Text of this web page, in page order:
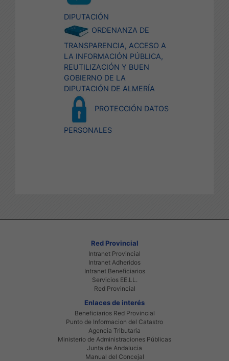
DIPUTACIÓN
ORDENANZA DE
TRANSPARENCIA, ACCESO A
LA INFORMACIÓN PÚBLICA,
REUTILIZACIÓN Y BUEN
GOBIERNO DE LA
DIPUTACIÓN DE ALMERÍA
PROTECCIÓN DATOS
PERSONALES
Red Provincial
Intranet Provincial
Intranet Adheridos
Intranet Beneficiarios
Servicios EE.LL.
Red Provincial
Enlaces de interés
Beneficiarios Red Provincial
Punto de Informacion del Catastro
Agencia Tributaria
Ministerio de Administraciones Públicas
Junta de Andalucia
Manual del Concejal